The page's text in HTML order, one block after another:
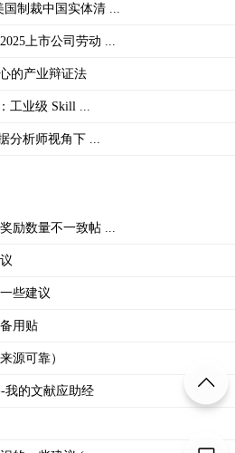
制裁中国实体清 ...
上市公司劳动 ...
的产业辩证法
工业级 Skill ...
分析师视角下 ...
励数量不一致帖 ...
些建议
用贴
源可靠）
我的文献应助经